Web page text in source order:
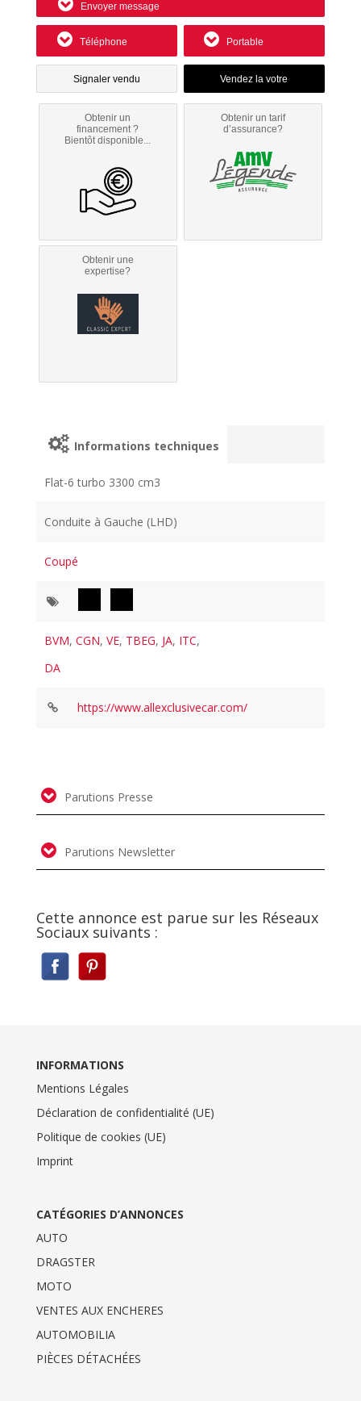
Envoyer message
Téléphone Portable
Signaler vendu
Obtenir un
financement ?
Bientôt disponible...
Obtenir un tarif
d’assurance?
Obtenir une
expertise?
Informations techniques
Flat-6 turbo 3300 cm3
Conduite à Gauche (LHD)
Coupé
BVM,CGN,VE, TBEG, JA, ITC,
DA
https://www.allexclusivecar.com/
Parutions Presse
Parutions Newsletter
Cette annonce est parue sur les Réseaux
Sociaux suivants :
INFORMATIONS
Mentions Légales
Déclaration de confidentialité (UE)
Politique de cookies (UE)
Imprint
CATÉGORIES D’ANNONCES
AUTO
DRAGSTER
MOTO
VENTES AUX ENCHERES
AUTOMOBILIA
PIÈCES DÉTACHÉES